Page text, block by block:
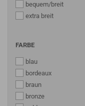
bequem/breit
extra breit
FARBE
blau
bordeaux
braun
bronze